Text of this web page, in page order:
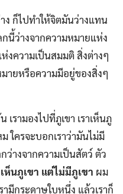
ก็ไปทำให้จิตมันว่างแทน
กนี้ว่างจากความหมายแห่ง
งความเป็นสมมติ สิ่งต่างๆ
ายหรือความมีอยู่ของสิ่งๆ
เรามองไปที่ภูเขา เราเห็นภู
ใครจะบอกเราว่ามันไม่มี
ว่างจากความเป็นสัตว์ ตัว
ห็นภูเขา แต่ไม่มีภูเขา ผม
มีกระดาษใบหนึ่ง แล้วเราก็